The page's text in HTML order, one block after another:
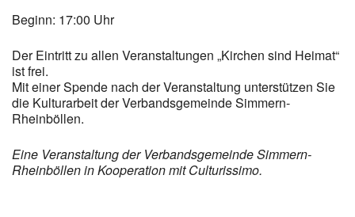
Beginn: 17:00 Uhr
Der Eintritt zu allen Veranstaltungen „Kirchen sind Heimat“
ist frei.
Mit einer Spende nach der Veranstaltung unterstützen Sie
die Kulturarbeit der Verbandsgemeinde Simmern-
Rheinböllen.
Eine Veranstaltung der Verbandsgemeinde Simmern-
Rheinböllen in Kooperation mit Culturissimo.